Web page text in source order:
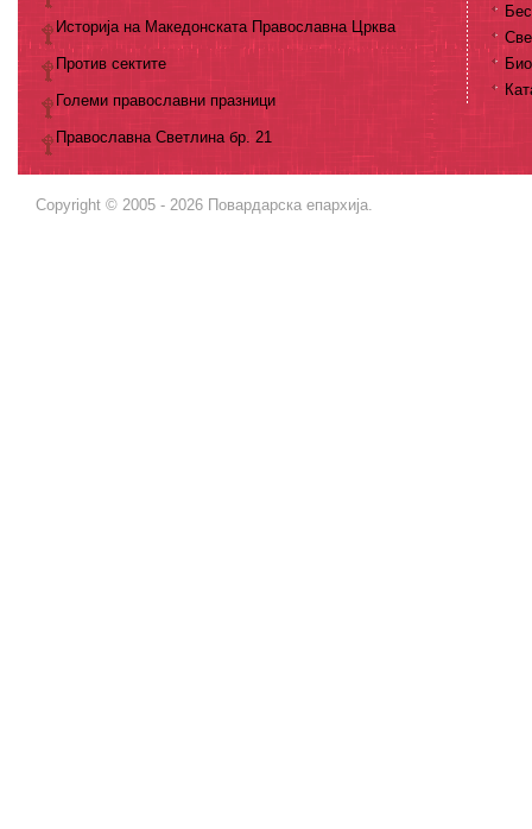
Историја на Македонската Православна Црква
Против сектите
Големи православни празници
Православна Светлина бр. 21
Copyright © 2005 - 2026 Повардарска епархија.